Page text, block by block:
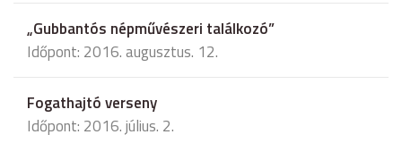
„Gubbantós népművészeri találkozó”
Időpont: 2016. augusztus. 12.
Fogathajtó verseny
Időpont: 2016. július. 2.